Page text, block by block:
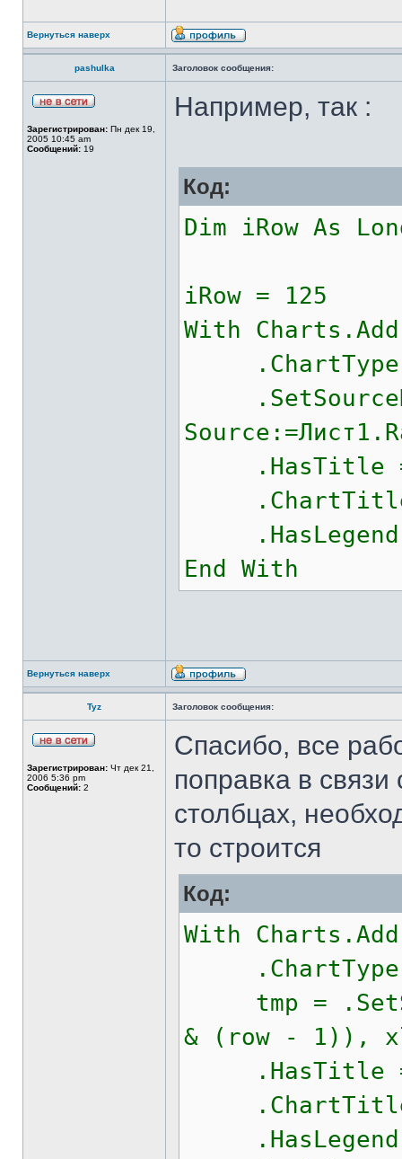
Вернуться наверх
pashulka Заголовок сообщения:
Зарегистрирован: Пн дек 19,
2005 10:45 am
Сообщений: 19
Например, так :
Код:
Dim iRow As
iRow = 125
With Charts.Add
.ChartType
.HasTitle =
.HasLegend
End With
Вернуться наверх
Tyz Заголовок сообщения:
Зарегистрирован: Чт дек 21,
2006 5:36 pm
Сообщений: 2
Спасибо, все
поправка в
столбцах,
то строится
Код:
With Charts.Add
.ChartType
tmp =
& (row - 1)),
.HasTitle =
.HasLegend